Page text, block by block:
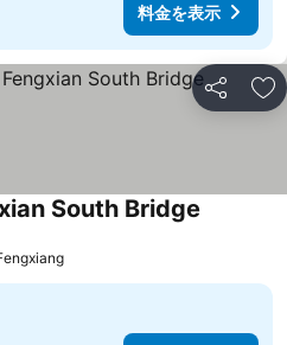
料金を表示
シェア お
South Bridge